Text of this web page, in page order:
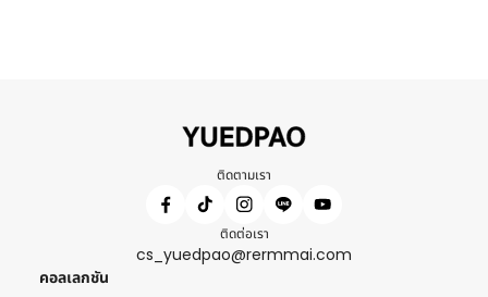
ติดตามเรา
ติดต่อเรา
cs_yuedpao@rermmai.com
คอลเลกชัน